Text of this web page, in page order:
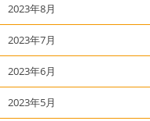
2023年8月
2023年7月
2023年6月
2023年5月